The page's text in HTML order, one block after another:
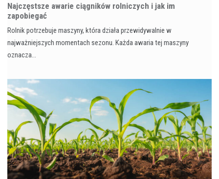
Najczęstsze awarie ciągników rolniczych i jak im
zapobiegać
Rolnik potrzebuje maszyny, która działa przewidywalnie w
najważniejszych momentach sezonu. Każda awaria tej maszyny
oznacza…